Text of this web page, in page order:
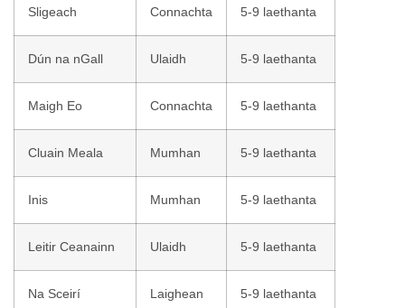
Sligeach Connachta 5-9 laethanta
Dún na nGall Ulaidh 5-9 laethanta
Maigh Eo Connachta 5-9 laethanta
Cluain Meala Mumhan 5-9 laethanta
Inis Mumhan 5-9 laethanta
Leitir Ceanainn Ulaidh 5-9 laethanta
Na Sceirí Laighean 5-9 laethanta